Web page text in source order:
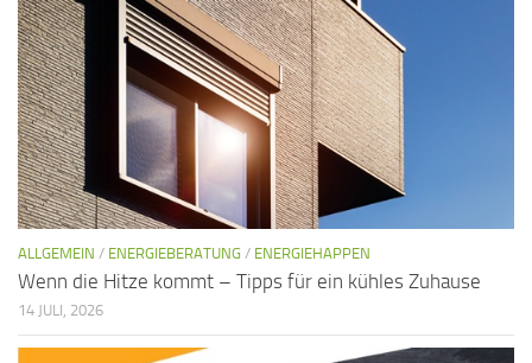
ALLGEMEIN / ENERGIEBERATUNG / ENERGIEHAPPEN
Wenn die Hitze kommt – Tipps für ein kühles Zuhause
14 JULI, 2026